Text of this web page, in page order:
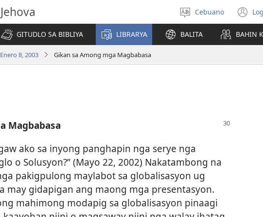
Pagpilig
pinulongan
Cebuano
GITUDLO SA BIBLIYA LIBRARYA BALITA BAHIN
8, 2003 Gikan sa Among mga Magbabasa
Magbabasa
ako sa inyong panghapin nga serye nga
o Solusyon?” (Mayo 22, 2002) Nakatambong na
pakigpulong maylabot sa globalisasyon ug
may gidapigan ang maong mga presentasyon.
mahimong modapig sa globalisasyon pinaagi